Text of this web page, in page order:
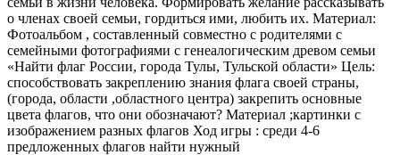
о членах своей семьи, гордиться ими, любить их. Материал:
Фотоальбом , составленный совместно с родителями с
семейными фотографиями с генеалогическим древом семьи
«Найти флаг России, города Тулы, Тульской области» Цель:
способствовать закреплению знания флага своей страны,
(города, области ,областного центра) закрепить основные
цвета флагов, что они обозначают? Материал ;картинки с
изображением разных флагов Ход игры : среди 4-6
предложенных флагов найти нужный